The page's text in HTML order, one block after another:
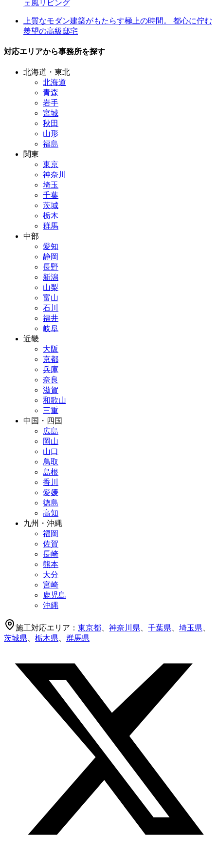
ェ風リビング
上質なモダン建築がもたらす極上の時間。 都心に佇む
羨望の高級邸宅
対応エリアから事務所を探す
北海道・東北
北海道
青森
岩手
宮城
秋田
山形
福島
関東
東京
神奈川
埼玉
千葉
茨城
栃木
群馬
中部
愛知
静岡
長野
新潟
山梨
富山
石川
福井
岐阜
近畿
大阪
京都
兵庫
奈良
滋賀
和歌山
三重
中国・四国
広島
岡山
山口
鳥取
島根
香川
愛媛
徳島
高知
九州・沖縄
福岡
佐賀
長崎
熊本
大分
宮崎
鹿児島
沖縄
施工対応エリア： 東京都、 神奈川県、 千葉県、 埼玉県、
茨城県、 栃木県、 群馬県